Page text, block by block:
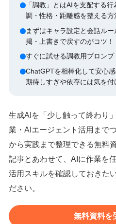
「調教」とはAIを支配する
調・性格・距離感を整える方
まずはキャラ設定と会話ル
掲・上書きで戻すのがコツ！
すぐに試せる調教用プロンプ
ChatGPTを相棒化して安心
期待しすぎや依存には気を付
生成AIを「少し触って終わり
業・AIエージェント活用まで
から実践まで整理できる無料
記事とあわせて、AIに作業を
活用スキルを確認しておきた
ださい。
無料資料を